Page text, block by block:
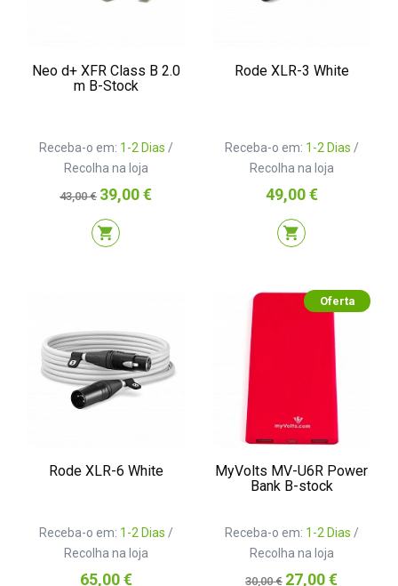
Neo d+ XFR Class B 2.0
m B-Stock
Receba-o em: 1-2 Dias /
Recolha na loja
Preço
normal
43,00 € Preço
39,00 €
shopping_cart
Rode XLR-3 White
Receba-o em: 1-2 Dias /
Recolha na loja
Preço
49,00 €
shopping_cart
Rode XLR-6 White
Receba-o em: 1-2 Dias /
Recolha na loja
Preço
65,00 €
Oferta
MyVolts MV-U6R Power
Bank B-stock
Receba-o em: 1-2 Dias /
Recolha na loja
Preço
30,00 € Preço
27,00 €